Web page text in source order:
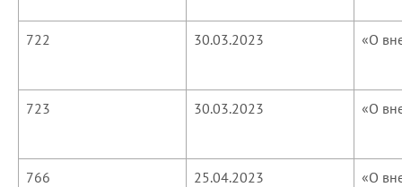
722 30.03.2023 «О
723 30.03.2023 «О
766 25.04.2023
«О